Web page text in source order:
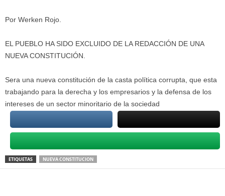
Por Werken Rojo.
EL PUEBLO HA SIDO EXCLUIDO DE LA REDACCIÓN DE UNA
NUEVA CONSTITUCIÓN.
Sera una nueva constitución de la casta política corrupta, que esta
trabajando para la derecha y los empresarios y la defensa de los
intereses de un sector minoritario de la sociedad
ETIQUETAS NUEVA CONSTITUCION